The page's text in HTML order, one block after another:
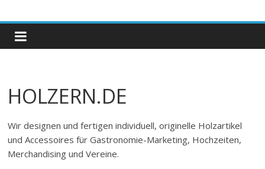
Bayrische
Holzwaren
Fabrikation
HOLZERN.DE
Wir designen und fertigen individuell, originelle Holzartikel
und Accessoires für Gastronomie-Marketing, Hochzeiten,
Merchandising und Vereine.